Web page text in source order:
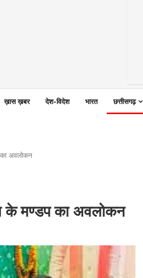
ख़ास ख़बर देश-विदेश भारत छत्तीसगढ़
का अवलोकन
के मण्डप का अवलोकन